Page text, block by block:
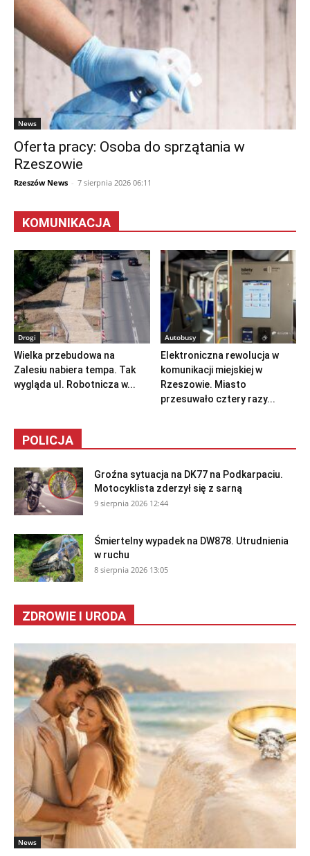
News
Oferta pracy: Osoba do sprzątania w
Rzeszowie
Rzeszów News - 7 sierpnia 2026 06:11
KOMUNIKACJA
Drogi
Wielka przebudowa na
Zalesiu nabiera tempa. Tak
wygląda ul. Robotnicza w...
Autobusy
Elektroniczna rewolucja w
komunikacji miejskiej w
Rzeszowie. Miasto
przesuwało cztery razy...
POLICJA
Groźna sytuacja na DK77 na Podkarpaciu.
Motocyklista zderzył się z sarną
9 sierpnia 2026 12:44
Śmiertelny wypadek na DW878. Utrudnienia
w ruchu
8 sierpnia 2026 13:05
ZDROWIE I URODA
News